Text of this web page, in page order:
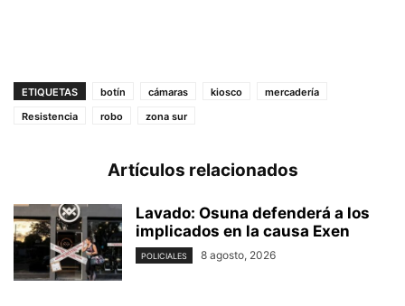
ETIQUETAS botín cámaras kiosco
mercadería
Resistencia
robo zona sur
Artículos relacionados
Lavado: Osuna defenderá a los
implicados en la causa Exen
POLICIALES 8 agosto, 2026